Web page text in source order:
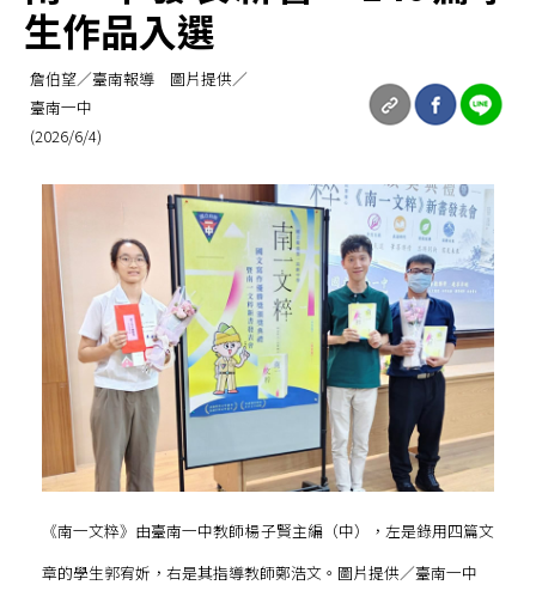
生作品入選
詹伯望／臺南報導 圖片提供／
臺南一中
(2026/6/4)
《南一文粹》由臺南一中教師楊子賢主編（中），左是錄用四篇文
章的學生郭宥妡，右是其指導教師鄭浩文。圖片提供／臺南一中